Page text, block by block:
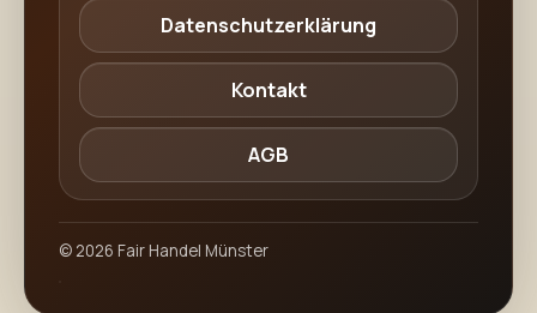
Datenschutzerklärung
Kontakt
AGB
© 2026 Fair Handel Münster